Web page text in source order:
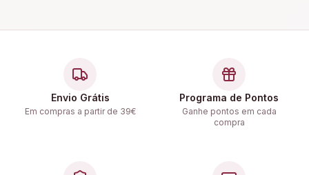
Envio Grátis
Em compras a partir de 39€
Programa de Pontos
Ganhe pontos em cada
compra